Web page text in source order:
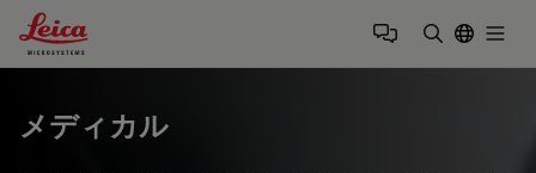
Leica Microsystems Logo
メディカル